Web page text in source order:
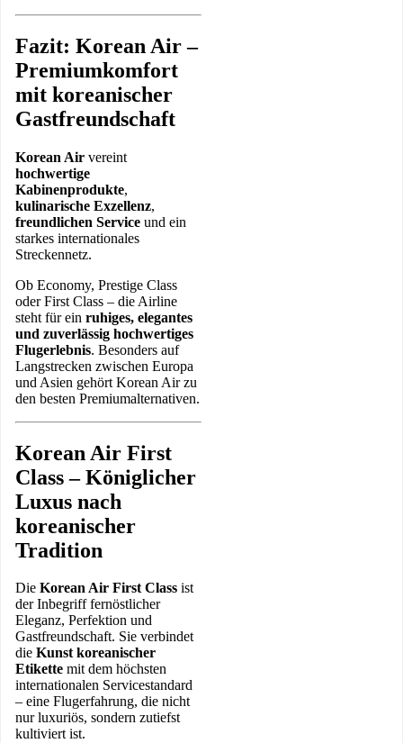
Fazit: Korean Air –
Premiumkomfort
mit koreanischer
Gastfreundschaft
Korean Air vereint
hochwertige
Kabinenprodukte,
kulinarische Exzellenz,
freundlichen Service und ein
starkes internationales
Streckennetz.
Ob Economy, Prestige Class
oder First Class – die Airline
steht für ein ruhiges, elegantes
und zuverlässig hochwertiges
Flugerlebnis. Besonders auf
Langstrecken zwischen Europa
und Asien gehört Korean Air zu
den besten Premiumalternativen.
Korean Air First
Class – Königlicher
Luxus nach
koreanischer
Tradition
Die Korean Air First Class ist
der Inbegriff fernöstlicher
Eleganz, Perfektion und
Gastfreundschaft. Sie verbindet
die Kunst koreanischer
Etikette mit dem höchsten
internationalen Servicestandard
– eine Flugerfahrung, die nicht
nur luxuriös, sondern zutiefst
kultiviert ist.